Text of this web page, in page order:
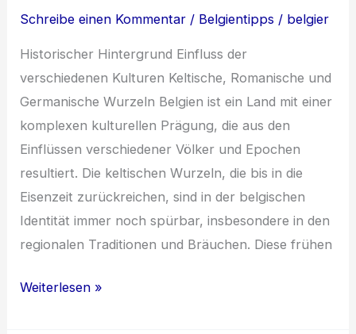
Schreibe einen Kommentar / Belgientipps / belgier
Historischer Hintergrund Einfluss der
verschiedenen Kulturen Keltische, Romanische und
Germanische Wurzeln Belgien ist ein Land mit einer
komplexen kulturellen Prägung, die aus den
Einflüssen verschiedener Völker und Epochen
resultiert. Die keltischen Wurzeln, die bis in die
Eisenzeit zurückreichen, sind in der belgischen
Identität immer noch spürbar, insbesondere in den
regionalen Traditionen und Bräuchen. Diese frühen
Belgien:
Weiterlesen »